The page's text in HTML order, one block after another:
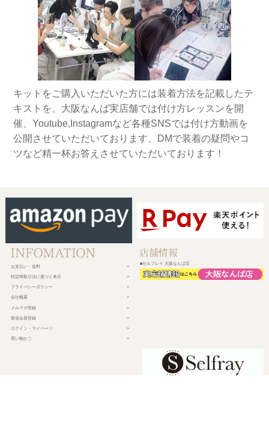
キットをご購入いただいた方には装着方法を記載したテ
キストを、大阪なんば実店舗では付け方レッスンを開
催、Youtube,Instagramなど各種SNSでは付け方動画を
公開させていただいております、DMで装着の疑問やコ
ツなど精一杯お答えさせていただいております！
お支払い・送料
特定商取引法に基づく表示
プライバシーポリシー
会社概要
メルマガ登録
新規会員登録
ログイン・マイページ
買い物かご
■セルフレイ 大阪なんば店